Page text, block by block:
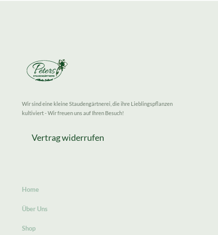
Wir sind eine kleine Staudengärtnerei, die ihre Lieblingspflanzen
kultiviert - Wir freuen uns auf Ihren Besuch!
Vertrag widerrufen
Home
Über Uns
Shop